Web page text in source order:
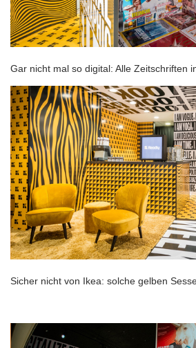
Gar nicht mal so digital: Alle Zeitschriften
Sicher nicht von Ikea: solche gelben